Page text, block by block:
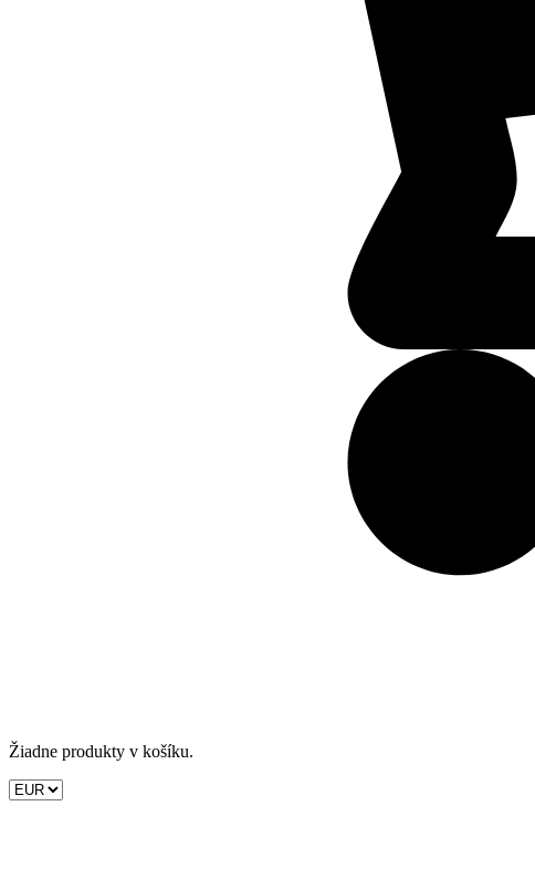
Žiadne produkty v košíku.